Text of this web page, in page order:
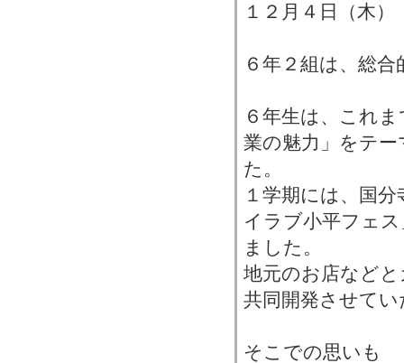
１２月４日（木）
６年２組は、総
６年生は、これ
業の魅力」をテ
た。
１学期には、国
イラブ小平フェ
ました。
地元のお店など
共同開発させて
そこでの思いも